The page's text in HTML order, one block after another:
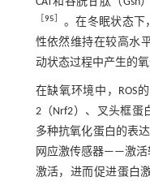
95
。在冬眠状态下
性依然维持在较高水
动状态过程中产生的
在缺氧环境中，ROS
2（Nrf2）、叉头框蛋
多种抗氧化蛋白的表达
网应激传感器——激活
激活，进而促进蛋白